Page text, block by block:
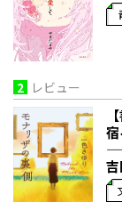
2 レビュー
吉